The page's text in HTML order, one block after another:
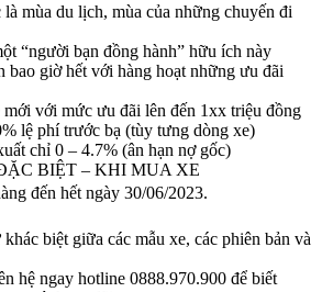
là mùa du lịch, mùa của những chuyến đi
“người bạn đồng hành” hữu ích này
bao giờ hết với hàng hoạt những ưu đãi
với mức ưu đãi lên đến 1xx triệu đồng
lệ phí trước bạ (tùy tưng dòng xe)
chỉ 0 – 4.7% (ân hạn nợ gốc)
BIỆT – KHI MUA XE
đến hết ngày 30/06/2023.
biệt giữa các mẫu xe, các phiên bản và
hệ ngay hotline 0888.970.900 để biết